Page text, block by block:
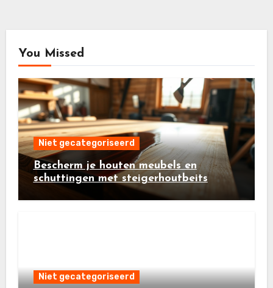
You Missed
Niet gecategoriseerd
Bescherm je houten meubels en
schuttingen met steigerhoutbeits
Niet gecategoriseerd